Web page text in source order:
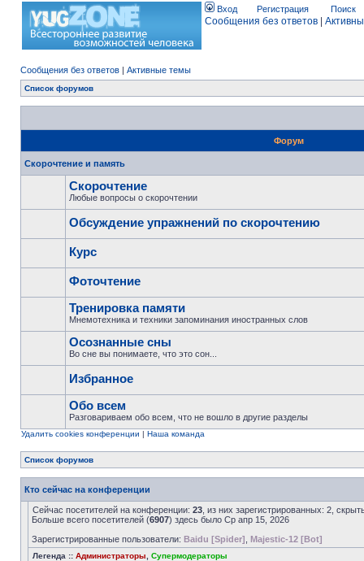
Вход Регистрация Поиск
Сообщения без ответов
Сообщения без ответов | Активные темы
Список форумов
Форум
Скорочтение и память
Скорочтение
Любые вопросы о скорочтении
Обсуждение упражнений по скорочтению
Курс
Фоточтение
Тренировка памяти
Мнемотехника и техники запоминания иностранных слов
Осознанные сны
Во сне вы понимаете, что это сон...
Избранное
Обо всем
Разговариваем обо всем, что не вошло в другие разделы
Удалить cookies конференции | Наша команда
Список форумов
Кто сейчас на конференции
Сейчас посетителей на конференции: 23 , из них зарегистрированных: 2,
Больше всего посетителей (6907) здесь было Ср апр 15, 2026
Зарегистрированные пользователи: Baidu [Spider] Majestic-12 [Bot]
Легенда :: Администраторы Супермодераторы